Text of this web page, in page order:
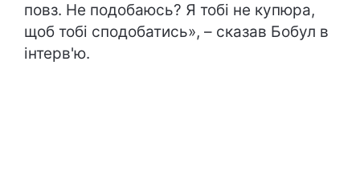
повз. Не подобаюсь? Я тобі не купюра,
щоб тобі сподобатись», – сказав Бобул в
інтерв'ю.